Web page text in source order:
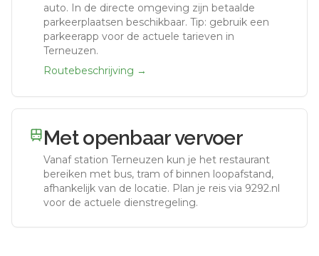
auto. In de directe omgeving zijn betaalde
parkeerplaatsen beschikbaar. Tip: gebruik een
parkeerapp voor de actuele tarieven in
Terneuzen.
Routebeschrijving →
Met openbaar vervoer
Vanaf station Terneuzen kun je het restaurant
bereiken met bus, tram of binnen loopafstand,
afhankelijk van de locatie. Plan je reis via 9292.nl
voor de actuele dienstregeling.